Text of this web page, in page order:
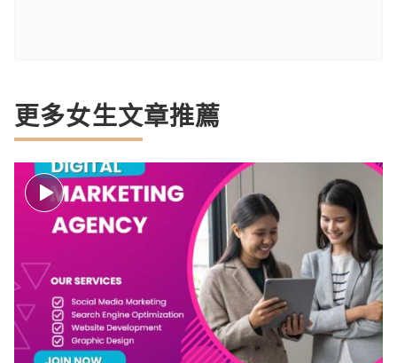
更多女生文章推薦